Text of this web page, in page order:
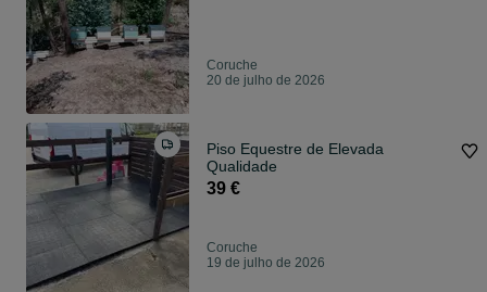
Coruche
20 de julho de 2026
Piso Equestre de Elevada
Qualidade
39 €
Coruche
19 de julho de 2026